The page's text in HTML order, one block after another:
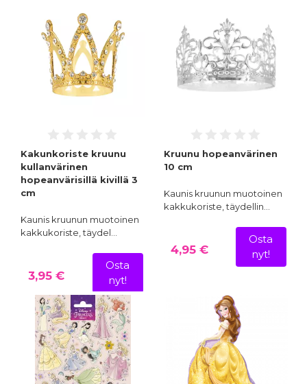
Kakunkoriste kruunu
kullanvärinen
hopeanvärisillä kivillä 3
cm
Kaunis kruunun muotoinen
kakkukoriste, täydel…
3,95 €
Osta
nyt!
Kruunu hopeanvärinen
10 cm
Kaunis kruunun muotoinen
kakkukoriste, täydellin…
4,95 €
Osta
nyt!